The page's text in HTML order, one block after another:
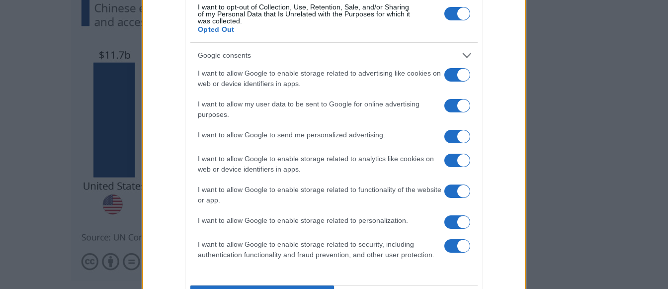
I want to opt-out of Collection, Use, Retention, Sale, and/or Sharing
of my Personal Data that Is Unrelated with the Purposes for which it
was collected.
Opted Out
Google consents
I want to allow Google to enable storage related to advertising like cookies on
web or device identifiers in apps.
I want to allow my user data to be sent to Google for online advertising
purposes.
I want to allow Google to send me personalized advertising.
I want to allow Google to enable storage related to analytics like cookies on
web or device identifiers in apps.
I want to allow Google to enable storage related to functionality of the website
or app.
I want to allow Google to enable storage related to personalization.
I want to allow Google to enable storage related to security, including
authentication functionality and fraud prevention, and other user protection.